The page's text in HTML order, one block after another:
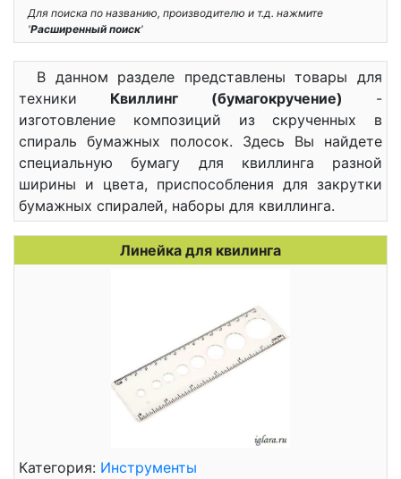
Для поиска по названию, производителю и т.д. нажмите
'Расширенный поиск'
В данном разделе представлены товары для
техники Квиллинг (бумагокручение) -
изготовление композиций из скрученных в
спираль бумажных полосок. Здесь Вы найдете
специальную бумагу для квиллинга разной
ширины и цвета, приспособления для закрутки
бумажных спиралей, наборы для квиллинга.
Линейка для квилинга
Категория: Инструменты